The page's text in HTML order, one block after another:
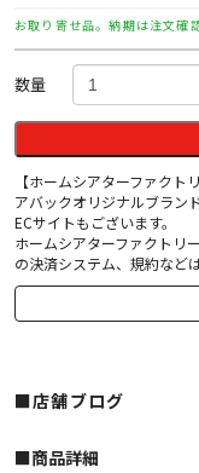
お取り寄せ品。納期は注文確
数量
【ホームシアターファクト
アバックオリジナルブラン
ECサイトもございます。
ホームシアターファクトリ
の決済システム、規約など
■店舗ブログ
■︎商品詳細